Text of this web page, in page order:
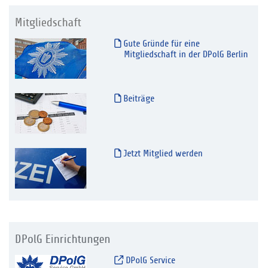
Mitgliedschaft
Gute Gründe für eine
Mitgliedschaft in der DPolG Berlin
Beiträge
Jetzt Mitglied werden
DPolG Einrichtungen
DPolG Service